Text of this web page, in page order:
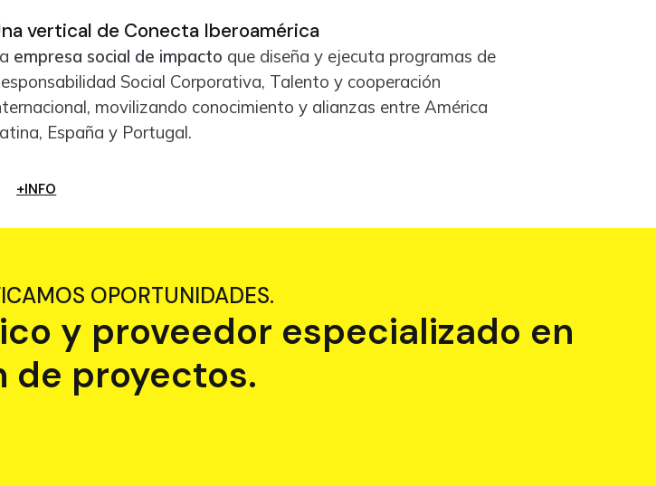
vertical de Conecta Iberoamérica
empresa social de impacto que diseña y ejecuta programas de
Social Corporativa, Talento y cooperación
movilizando conocimiento y alianzas entre América
España y Portugal.
+INFO
OPORTUNIDADES.
y proveedor especializado en
de proyectos.